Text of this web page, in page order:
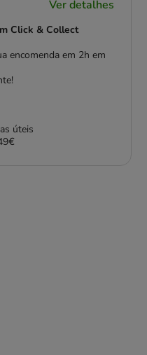
Ver detalhes
Click & Collect
encomenda em 2h em
úteis